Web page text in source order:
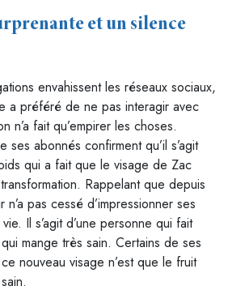
et un silence
envahissent les réseaux sociaux,
a préféré de ne pas interagir avec
n’a fait qu’empirer les choses.
abonnés confirment qu’il s’agit
qui a fait que le visage de Zac
Rappelant que depuis
pas cessé d’impressionner ses
Il s’agit d’une personne qui fait
mange très sain. Certains de ses
nouveau visage n’est que le fruit